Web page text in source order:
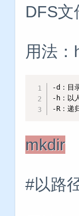
DFS文
用法
-d：目
-h：以
-R：递
mkdir
#以路